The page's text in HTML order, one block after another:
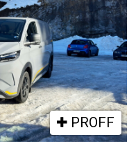
PROFF